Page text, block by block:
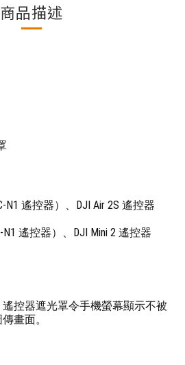
商品描述
N1 遙控器）、DJI Air 2S 遙控器
N1 遙控器）、DJI Mini 2 遙控器
控器遮光罩令手機螢幕顯示不被
畫面。